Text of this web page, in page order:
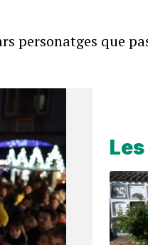
personatges que